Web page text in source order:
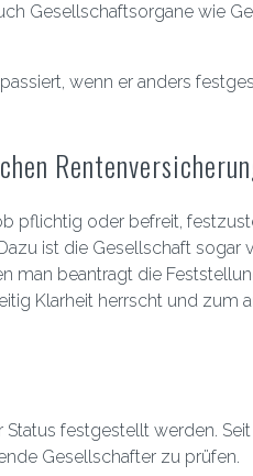
Gesellschaftsorgane wie
wenn er anders
pflichtig oder befreit,
ist die Gesellschaft sogar
man beantragt die
Klarheit herrscht und zum
festgestellt werden. Seit
Gesellschafter zu prüfen.